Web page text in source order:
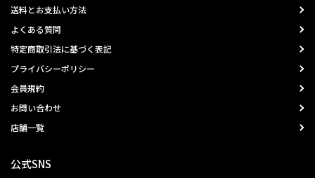
送料とお支払い方法
よくある質問
特定商取引法に基づく表記
プライバシーポリシー
会員規約
お問い合わせ
店舗一覧
公式SNS